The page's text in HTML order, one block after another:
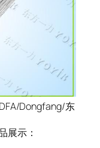
Dongfang/东
展示：